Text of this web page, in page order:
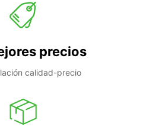
precios
calidad-precio